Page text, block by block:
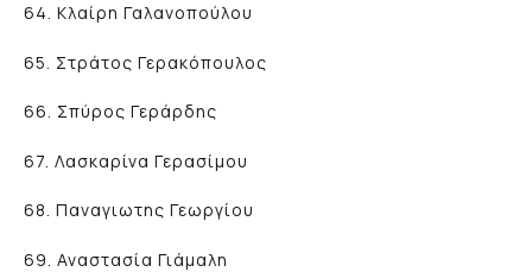
64. Κλαίρη Γαλανοπούλου
65. Στράτος Γερακόπουλος
66. Σπύρος Γεράρδης
67. Λασκαρίνα Γερασίμου
68. Παναγιωτης Γεωργίου
69. Αναστασία Γιάμαλη